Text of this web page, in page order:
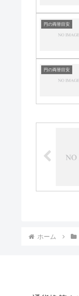
円の両替目安
円の両替目安
ホーム